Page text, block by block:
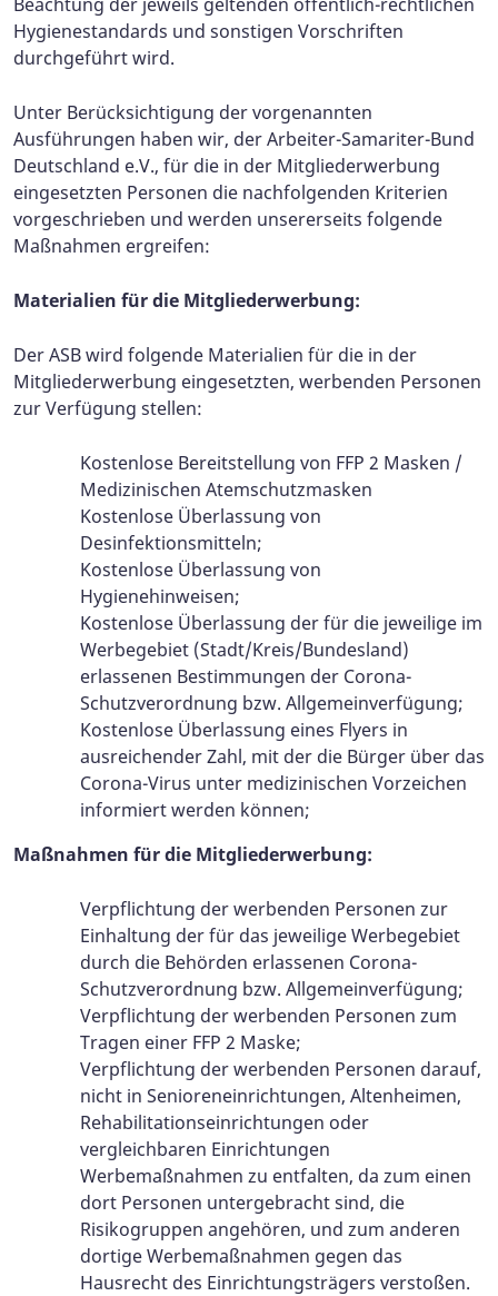
Hygienestandards und sonstigen Vorschriften
durchgeführt wird.
Unter Berücksichtigung der vorgenannten
Ausführungen haben wir, der Arbeiter-Samariter-Bund
Deutschland e.V., für die in der Mitgliederwerbung
eingesetzten Personen die nachfolgenden Kriterien
vorgeschrieben und werden unsererseits folgende
Maßnahmen ergreifen:
Materialien für die Mitgliederwerbung:
Der ASB wird folgende Materialien für die in der
Mitgliederwerbung eingesetzten, werbenden Personen
zur Verfügung stellen:
Kostenlose Bereitstellung von FFP 2 Masken /
Medizinischen Atemschutzmasken
Kostenlose Überlassung von
Desinfektionsmitteln;
Kostenlose Überlassung von
Hygienehinweisen;
Kostenlose Überlassung der für die jeweilige im
Werbegebiet (Stadt/Kreis/Bundesland)
erlassenen Bestimmungen der Corona-
Schutzverordnung bzw. Allgemeinverfügung;
Kostenlose Überlassung eines Flyers in
ausreichender Zahl, mit der die Bürger über das
Corona-Virus unter medizinischen Vorzeichen
informiert werden können;
Maßnahmen für die Mitgliederwerbung:
Verpflichtung der werbenden Personen zur
Einhaltung der für das jeweilige Werbegebiet
durch die Behörden erlassenen Corona-
Schutzverordnung bzw. Allgemeinverfügung;
Verpflichtung der werbenden Personen zum
Tragen einer FFP 2 Maske;
Verpflichtung der werbenden Personen darauf,
nicht in Senioreneinrichtungen, Altenheimen,
Rehabilitationseinrichtungen oder
vergleichbaren Einrichtungen
Werbemaßnahmen zu entfalten, da zum einen
dort Personen untergebracht sind, die
Risikogruppen angehören, und zum anderen
dortige Werbemaßnahmen gegen das
Hausrecht des Einrichtungsträgers verstoßen.